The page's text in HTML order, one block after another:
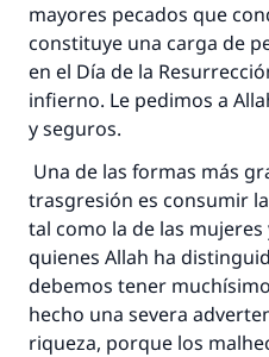
mayores pecados que
constituye una carga de
en el Día de la
infierno. Le pedimos a
y seguros.
Una de las formas más
trasgresión es consumir
tal como la de las
quienes Allah ha
debemos tener
hecho una severa
riqueza, porque los